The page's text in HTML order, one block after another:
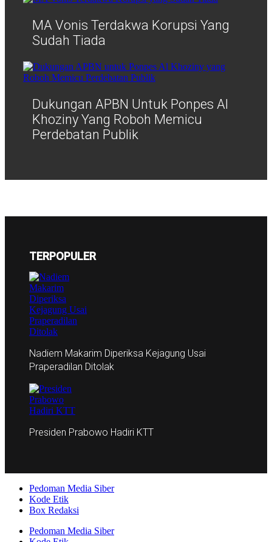
MA Vonis Terdakwa Korupsi Yang
Sudah Tiada
Dukungan APBN Untuk Ponpes Al
Khoziny Yang Roboh Memicu
Perdebatan Publik
TERPOPULER
Nadiem Makarim Diperiksa Kejagung Usai
Praperadilan Ditolak
Presiden Prabowo Hadiri KTT
Pedoman Media Siber
Kode Etik
Box Redaksi
Pedoman Media Siber